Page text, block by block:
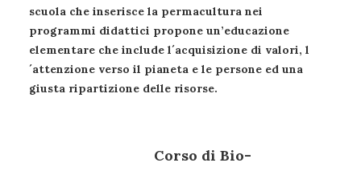
scuola che inserisce la permacultura nei
programmi didattici propone un’educazione
elementare che include l´acquisizione di valori, l
´attenzione verso il pianeta e le persone ed una
giusta ripartizione delle risorse.
Corso di Bio-